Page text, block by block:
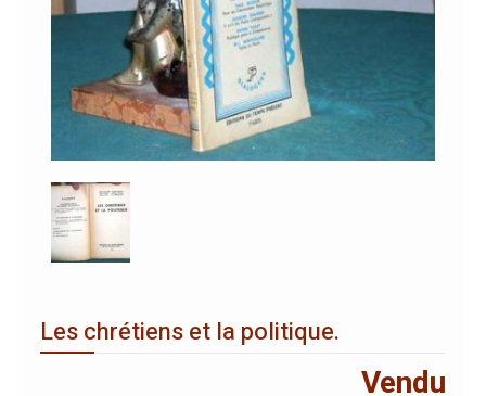
Les chrétiens et la politique.
Vendu